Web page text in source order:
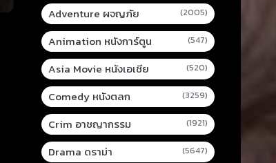
Adventure ผจญภัย (2005)
Animation หนังการ์ตูน (547)
Asia Movie หนังเอเชีย (520)
Comedy หนังตลก (3259)
Crim อาชญากรรม (1921)
Drama ดราม่า (5647)